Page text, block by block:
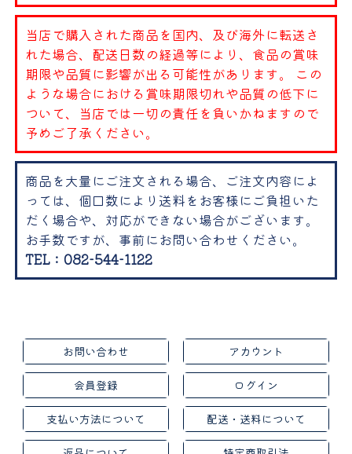
当店で購入された商品を国内、及び海外に転送さ
れた場合、配送日数の経過等により、食品の賞味
期限や品質に影響が出る可能性があります。 この
ような場合における賞味期限切れや品質の低下に
ついて、当店では一切の責任を負いかねますので
予めご了承ください。
商品を大量にご注文される場合、ご注文内容によ
っては、個口数により送料をお客様にご負担いた
だく場合や、対応ができない場合がございます。
お手数ですが、事前にお問い合わせください。
TEL：082-544-1122
お問い合わせ アカウント
会員登録 ログイン
支払い方法について 配送・送料について